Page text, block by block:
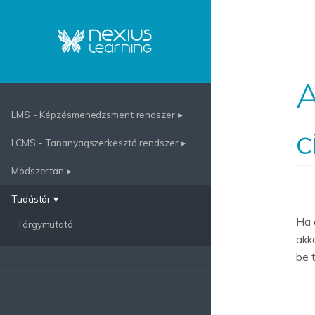
LMS - Képzésmenedzsment rendszer ▸
LCMS - Tananyagszerkesztő rendszer ▸
Módszertan ▸
Tudástár ▾
Tárgymutató
Ha
be